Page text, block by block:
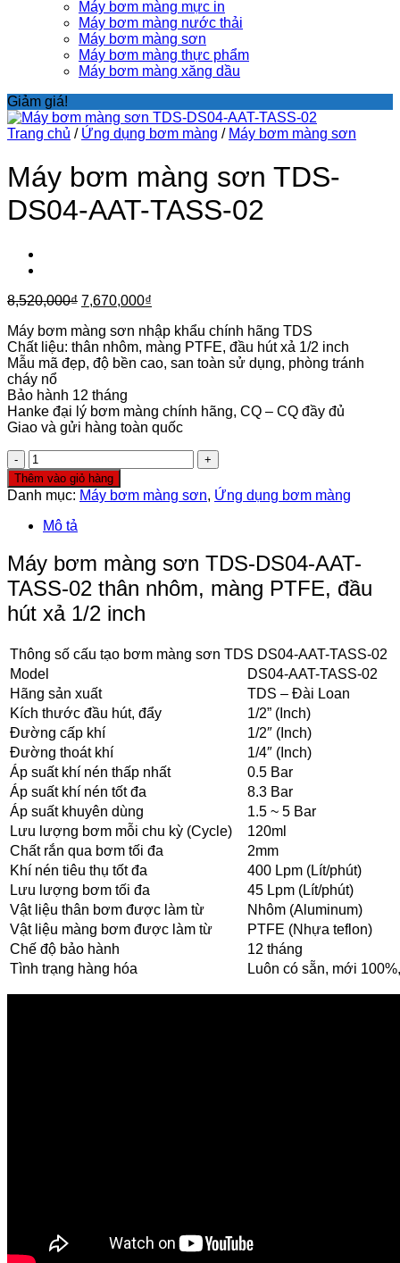
Máy bơm màng mực in
Máy bơm màng nước thải
Máy bơm màng sơn
Máy bơm màng thực phẩm
Máy bơm màng xăng dầu
Giảm giá!
Trang chủ / Ứng dụng bơm màng / Máy bơm màng sơn
Máy bơm màng sơn TDS-
DS04-AAT-TASS-02
8,520,000₫ Giá
là:
8,520,000₫.
7,670,000₫
tại
là:
7,670,000₫.
Máy bơm màng sơn nhập khẩu chính hãng TDS
Chất liệu: thân nhôm, màng PTFE, đầu hút xả 1/2 inch
Mẫu mã đẹp, độ bền cao, san toàn sử dụng, phòng tránh
cháy nổ
Bảo hành 12 tháng
Hanke đại lý bơm màng chính hãng, CQ – CQ đầy đủ
Giao và gửi hàng toàn quốc
Máy
bơm
màng
sơn
TDS-
DS04-
AAT-
TASS-
02
lượng
Thêm vào giỏ hàng
Danh mục: Máy bơm màng sơn, Ứng dụng bơm màng
Mô tả
Máy bơm màng sơn TDS-DS04-AAT-
TASS-02 thân nhôm, màng PTFE, đầu
hút xả 1/2 inch
Thông số cấu tạo bơm màng sơn TDS DS04-AAT-TASS-02
Model
DS04-AAT-TASS-02
Hãng sản xuất
TDS – Đài Loan
Kích thước đầu hút, đẩy
1/2” (Inch)
Đường cấp khí
1/2″ (Inch)
Đường thoát khí
1/4″ (Inch)
Áp suất khí nén thấp nhất
0.5 Bar
Áp suất khí nén tốt đa
8.3 Bar
Áp suất khuyên dùng
1.5 ~ 5 Bar
Lưu lượng bơm mỗi chu kỳ (Cycle)
120ml
Chất rắn qua bơm tối đa
2mm
Khí nén tiêu thụ tốt đa
400 Lpm (Lít/phút)
Lưu lượng bơm tối đa
45 Lpm (Lít/phút)
Vật liệu thân bơm được làm từ
Nhôm (Aluminum)
Vật liệu màng bơm được làm từ
PTFE (Nhựa teflon)
Chế độ bảo hành
12 tháng
Tình trạng hàng hóa
Luôn có sẵn, mới